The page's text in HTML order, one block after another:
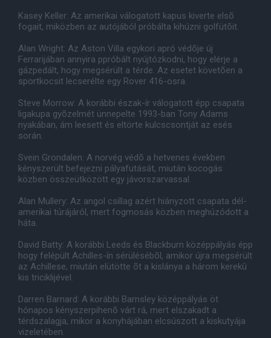
Kasey Keller: Az amerikai válogatott kapus kiverte elsõ
fogait, miközben az autójából próbálta kihúzni golfütõit.
Alan Wright: Az Aston Villa egykori apró védõje új
Ferrarijában annyira ppróbált nyújtózkodni, hogy elérje a
gázpedált, hogy megsérült a térde. Az esetet követõen a
sportkocsit lecserélte egy Rover 416-osra.
Steve Morrow: A korábbi észak-ír válogatott épp csapata
ligakupa gyõzelmét ünnepelte 1993-ban Tony Adams
nyakában, ám leesett és eltörte kulcscsontját az esés
során.
Svein Grondalen: A norvég védõ a hetvenes években
kényszerült befejezni pályafutását, miután kocogás
közben összeütközött egy jávorszarvassal.
Alan Mullery: Az angol csillag azért hiányzott csapata dél-
amerikai túrájáról, mert fogmosás közben meghúzódott a
háta.
David Batty: A korábbi Leeds és Blackburn középpályás épp
hogy felépült Achilles-ín sérülésébõl, amikor újra megsérült
az Achillese, miután elütötte õt a kislánya a három kerekû
kis triciklijével.
Darren Barnard: A korábbi Barnsley középpályás öt
hónapos kényszerpihenõ várt rá, mert elszakadt a
térdszalagja, mikor a konyhájában elcsúszott a kiskutyája
vizeletében.